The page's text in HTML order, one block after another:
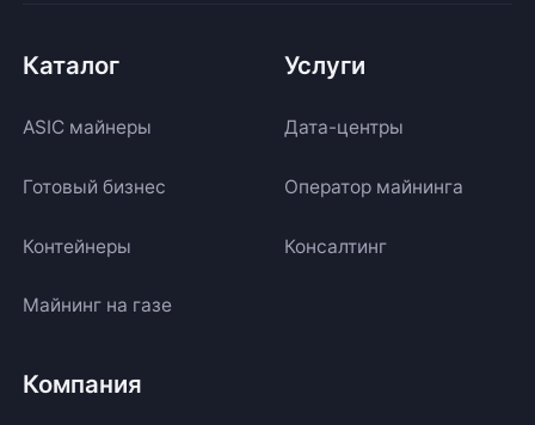
Каталог
ASIC майнеры
Готовый бизнес
Контейнеры
Майнинг на газе
Услуги
Дата-центры
Оператор майнинга
Консалтинг
Компания